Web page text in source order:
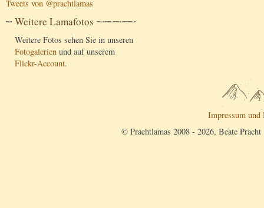
Tweets von @prachtlamas
Weitere Lamafotos
Weitere Fotos sehen Sie in unseren
Fotogalerien und auf unserem
Flickr-Account.
Impressum und
© Prachtlamas 2008 - 2026, Beate Pracht